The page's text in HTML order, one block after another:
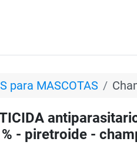
para MASCOTAS
- piretroide -